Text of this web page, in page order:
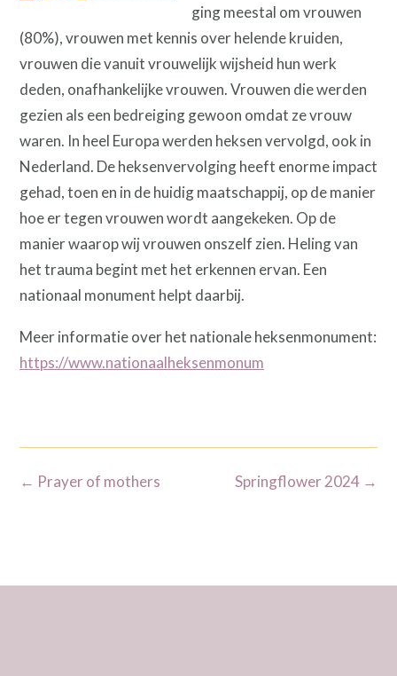
ging meestal om vrouwen
(80%), vrouwen met kennis over helende kruiden,
vrouwen die vanuit vrouwelijk wijsheid hun werk
deden, onafhankelijke vrouwen. Vrouwen die werden
gezien als een bedreiging gewoon omdat ze vrouw
waren. In heel Europa werden heksen vervolgd, ook in
Nederland. De heksenvervolging heeft enorme impact
gehad, toen en in de huidig maatschappij, op de manier
hoe er tegen vrouwen wordt aangekeken. Op de
manier waarop wij vrouwen onszelf zien. Heling van
het trauma begint met het erkennen ervan. Een
nationaal monument helpt daarbij.
Meer informatie over het nationale heksenmonument:
https://www.nationaalheksenmonum
Bericht
Springflower 2024 →
← Prayer of mothers